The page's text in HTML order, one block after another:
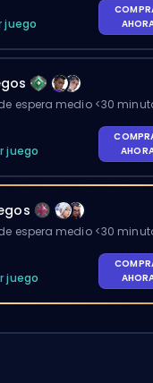
juego
espera medio <30
juego
espera medio <30
juego